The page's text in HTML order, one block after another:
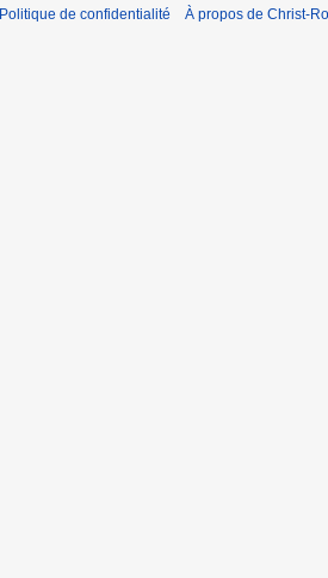
Politique de confidentialité À propos de Christ-